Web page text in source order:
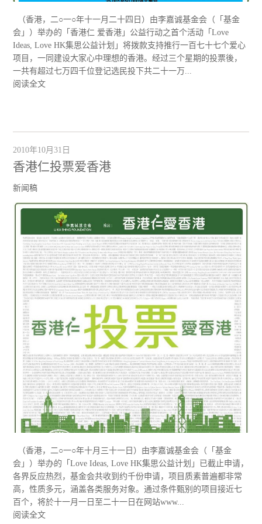
（香港，二○一○年十一月二十四日）由李嘉诚基金会（「基金
会」）举办的「香港仁 爱香港」公益行动之首个活动「Love
Ideas, Love HK集思公益计划」将拨款支持推行一百七十七个爱心
项目，一同建设大家心中理想的香港。经过三个星期的投票後，
一共有超过七万四千位登记选民投下共二十一万...
阅读全文
2010年10月31日
香港仁投票爱香港
新闻稿
（香港，二○一○年十月三十一日）由李嘉诚基金会（「基金
会」）举办的「Love Ideas, Love HK集思公益计划」已截止申请，
各界反应热烈，基金会共收到约千份申请，项目质素普遍都非常
高，性质多元，涵盖各类服务对象。通过条件甄别的项目接近七
百个，将於十一月一日至二十一日在网站www...
阅读全文